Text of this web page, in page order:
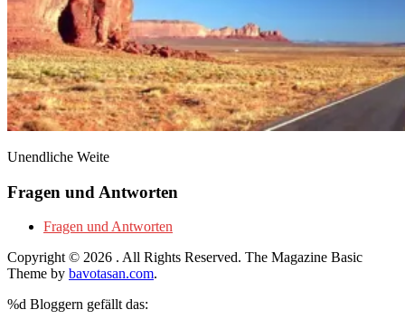
Unendliche Weite
Fragen und Antworten
Fragen und Antworten
Copyright © 2026 . All Rights Reserved. The Magazine Basic
Theme by bavotasan.com.
%d Bloggern gefällt das: